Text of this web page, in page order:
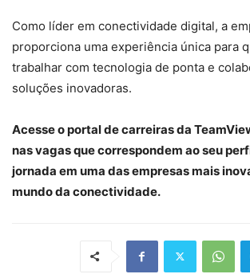
Como líder em conectividade digital, a
proporciona uma experiência única para
trabalhar com tecnologia de ponta e
soluções inovadoras.
Acesse o portal de carreiras da
nas vagas que correspondem ao seu
jornada em uma das empresas mais
mundo da conectividade.